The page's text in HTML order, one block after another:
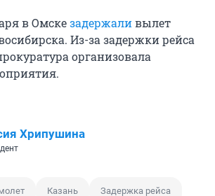
в Омскезадержаливылет
Из-за задержки рейса
организовала
Хрипушина
Казань Задержка рейса